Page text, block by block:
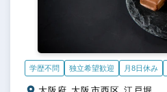
学歴不問 独立希望歓迎 月8日休み